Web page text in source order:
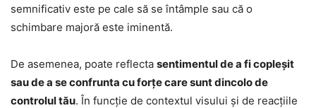
semnificativ este pe cale să se întâmple sau că o
schimbare majoră este iminentă.
De asemenea, poate reflecta sentimentul de a fi copleșit
sau de a se confrunta cu forțe care sunt dincolo de
controlul tău. În funcție de contextul visului și de reacțiile